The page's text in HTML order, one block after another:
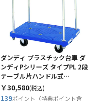
ダンディ プラスチック台車 ダ
ンディPシリーズ タイプPL 2段
テーブル片ハンドル式
W720×D465 （Tcode：
2082336）
￥30,580(税込)
139ポイント（特典ポイント含